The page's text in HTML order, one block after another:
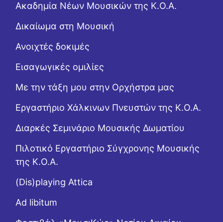
Ακαδημία Νέων Μουσικών της Κ.Ο.Α.
Δικαίωμα στη Μουσική
Ανοιχτές δοκιμές
Εισαγωγικές ομιλίες
Με την τάξη μου στην Ορχήστρα μας
Εργαστήριo Χάλκινων Πνευστών της Κ.Ο.Α.
Διαρκές Σεμινάριο Μουσικής Δωματίου
Πιλοτικό Εργαστήριο Σύγχρονης Μουσικής
της Κ.Ο.Α.
(Dis)playing Attica
Ad libitum